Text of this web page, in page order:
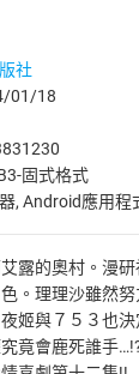
社
01/18
固式格式
, Android應用程
露的奧村。漫
。理理沙雖然
姬與７５３也決
竟會鹿死誰手